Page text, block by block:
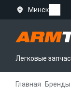
Минск
Легковые
Главная Бренды